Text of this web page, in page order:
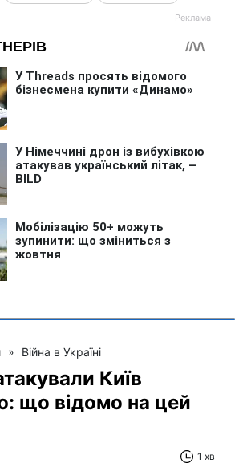
» Війна в Україні
Київ
що відомо на цей
1 хв